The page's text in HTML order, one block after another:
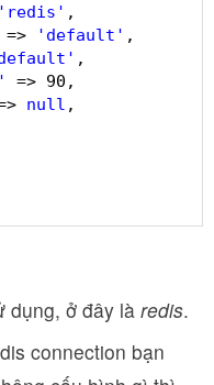
'redis' ,
=> 'default' ,
,
=> 90,
null ,
dụng, ở đây là redis.
connection bạn